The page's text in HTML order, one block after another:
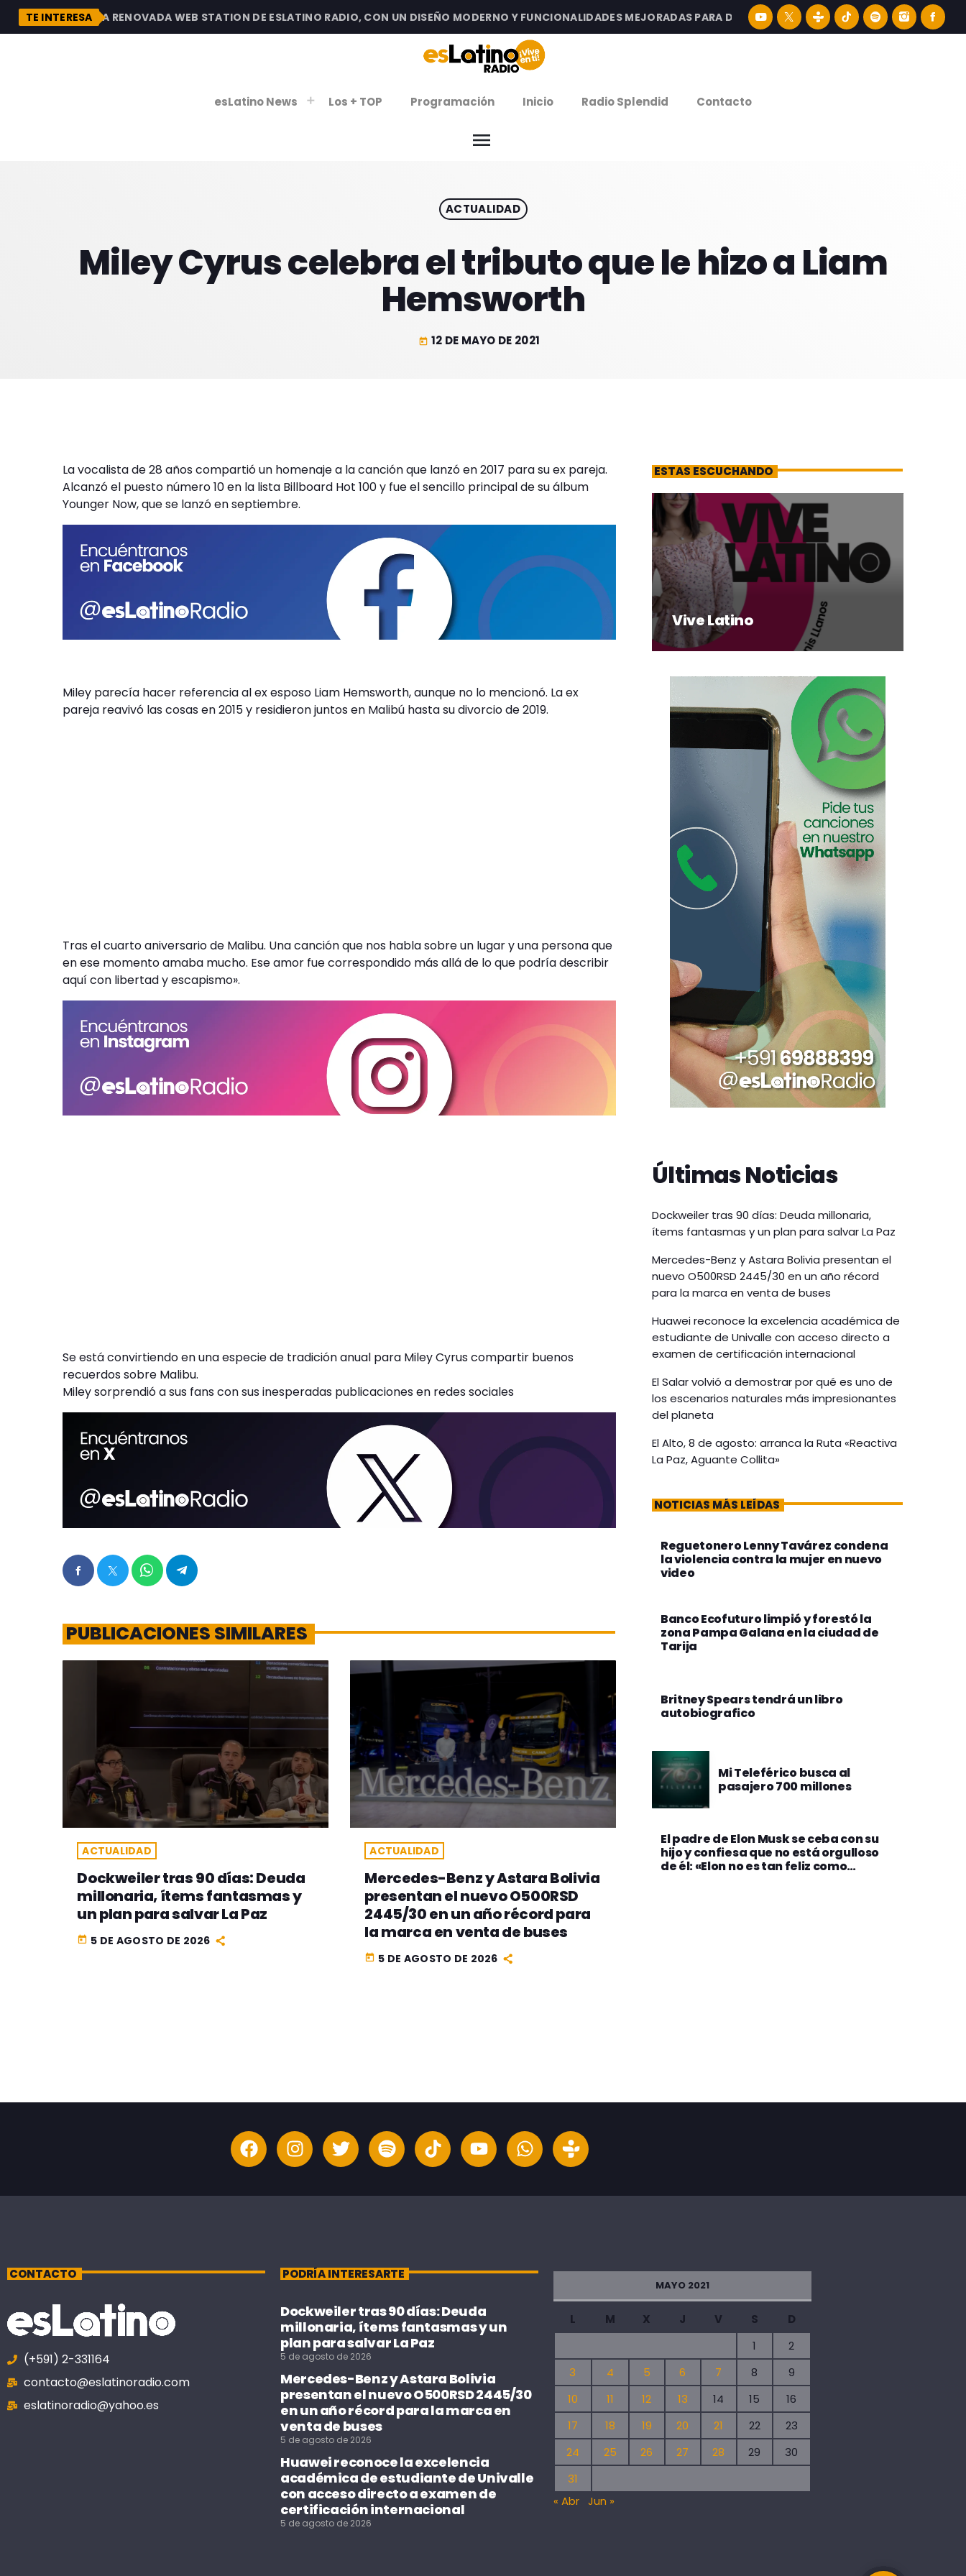
TE INTERESA
DESCUBRE LA RENOVADA WEB STATION DE ESLATINO RADIO, CON UN DISEÑO MODERNO Y FUNCIONALIDADES MEJORADAS PARA DISFRUTAR LA MEJOR MÚSICA LATINA Y
esLatino News Los + TOP Programación Inicio Radio Splendid Contacto
menu
ACTUALIDAD
Miley Cyrus celebra el tributo que le hizo a Liam
Hemsworth
today 12 DE MAYO DE 2021
La vocalista de 28 años compartió un homenaje a la canción que lanzó en 2017 para su ex pareja.
Alcanzó el puesto número 10 en la lista Billboard Hot 100 y fue el sencillo principal de su álbum
Younger Now, que se lanzó en septiembre.
Miley parecía hacer referencia al ex esposo Liam Hemsworth, aunque no lo mencionó. La ex
pareja reavivó las cosas en 2015 y residieron juntos en Malibú hasta su divorcio de 2019.
Tras el cuarto aniversario de Malibu. Una canción que nos habla sobre un lugar y una persona que
en ese momento amaba mucho. Ese amor fue correspondido más allá de lo que podría describir
aquí con libertad y escapismo».
Se está convirtiendo en una especie de tradición anual para Miley Cyrus compartir buenos
recuerdos sobre Malibu.
Miley sorprendió a sus fans con sus inesperadas publicaciones en redes sociales
PUBLICACIONES SIMILARES
ACTUALIDAD
Dockweiler tras 90 días: Deuda
millonaria, ítems fantasmas y
un plan para salvar La Paz
today 5 DE AGOSTO DE 2026
ACTUALIDAD
Mercedes-Benz y Astara Bolivia
presentan el nuevo O500RSD
2445/30 en un año récord para
la marca en venta de buses
today 5 DE AGOSTO DE 2026
ESTAS ESCUCHANDO
Vive Latino
Últimas Noticias
Dockweiler tras 90 días: Deuda millonaria,
ítems fantasmas y un plan para salvar La Paz
Mercedes-Benz y Astara Bolivia presentan el
nuevo O500RSD 2445/30 en un año récord
para la marca en venta de buses
Huawei reconoce la excelencia académica de
estudiante de Univalle con acceso directo a
examen de certificación internacional
El Salar volvió a demostrar por qué es uno de
los escenarios naturales más impresionantes
del planeta
El Alto, 8 de agosto: arranca la Ruta «Reactiva
La Paz, Aguante Collita»
NOTICIAS MÁS LEÍDAS
Reguetonero Lenny Tavárez condena
la violencia contra la mujer en nuevo
video
Banco Ecofuturo limpió y forestó la
zona Pampa Galana en la ciudad de
Tarija
Britney Spears tendrá un libro
autobiografico
Mi Teleférico busca al
pasajero 700 millones
El padre de Elon Musk se ceba con su
hijo y confiesa que no está orgulloso
de él: «Elon no es tan feliz como
CONTACTO
(+591) 2-331164
contacto@eslatinoradio.com
eslatinoradio@yahoo.es
PODRÍA INTERESARTE
Dockweiler tras 90 días: Deuda
millonaria, ítems fantasmas y un
plan para salvar La Paz
5 de agosto de 2026
Mercedes-Benz y Astara Bolivia
presentan el nuevo O500RSD 2445/30
en un año récord para la marca en
venta de buses
5 de agosto de 2026
Huawei reconoce la excelencia
académica de estudiante de Univalle
con acceso directo a examen de
certificación internacional
5 de agosto de 2026
MAYO 2021
L M X J V S
D
1
2
3
4 5 6 7 8
9
10
11 12 13 14 15
16
17
18 19 20 21 22
23
24
25 26 27 28 29
30
31
« Abr Jun »